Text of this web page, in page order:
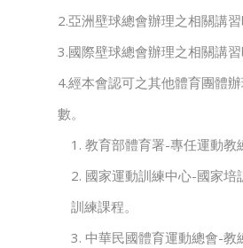
2.亞洲壁球總會辦理之相關講習
3.國際壁球總會辦理之相關講習
4.經本會認可之其他體育團體
數。
1. 教育部體育署-專任運動教
2. 國家運動訓練中心-國家培
訓練課程。
3. 中華民國體育運動總會-教